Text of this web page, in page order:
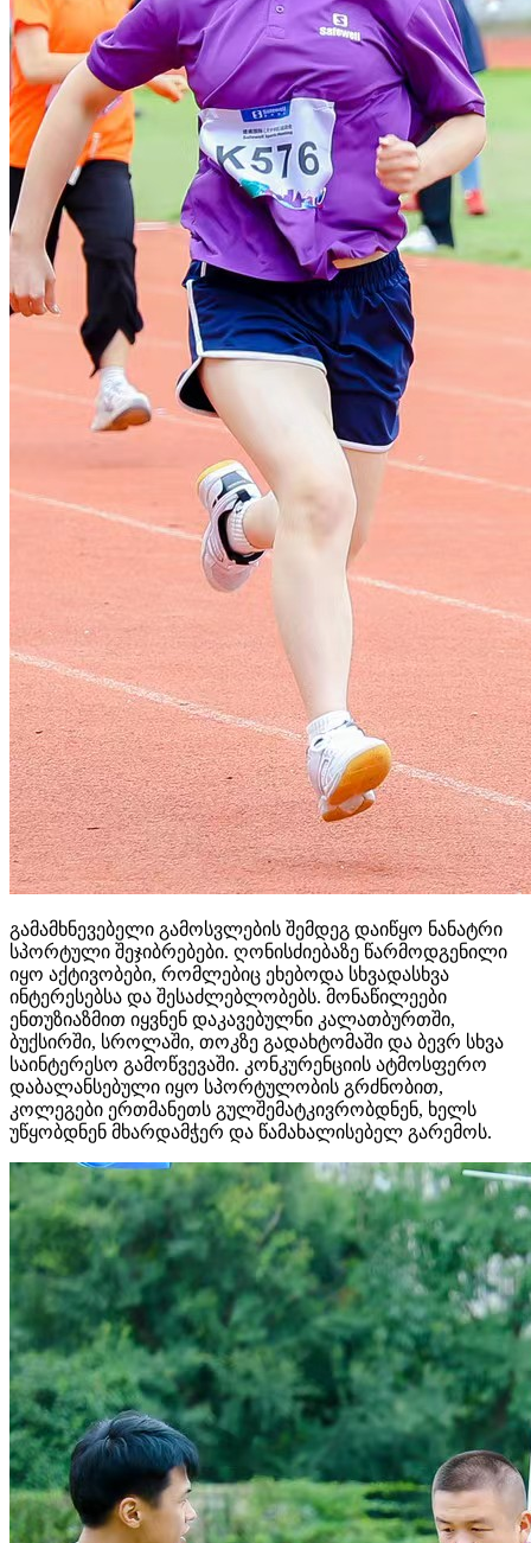
გამამხნევებელი გამოსვლების შემდეგ დაიწყო ნანატრი
სპორტული შეჯიბრებები. ღონისძიებაზე წარმოდგენილი
იყო აქტივობები, რომლებიც ეხებოდა სხვადასხვა
ინტერესებსა და შესაძლებლობებს. მონაწილეები
ენთუზიაზმით იყვნენ დაკავებულნი კალათბურთში,
ბუქსირში, სროლაში, თოკზე გადახტომაში და ბევრ სხვა
საინტერესო გამოწვევაში. კონკურენციის ატმოსფერო
დაბალანსებული იყო სპორტულობის გრძნობით,
კოლეგები ერთმანეთს გულშემატკივრობდნენ, ხელს
უწყობდნენ მხარდამჭერ და წამახალისებელ გარემოს.